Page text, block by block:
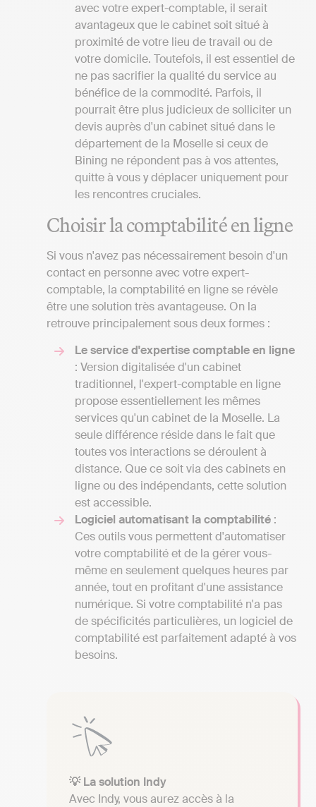
avec votre expert-comptable, il serait
avantageux que le cabinet soit situé à
proximité de votre lieu de travail ou de
votre domicile. Toutefois, il est essentiel de
ne pas sacrifier la qualité du service au
bénéfice de la commodité. Parfois, il
pourrait être plus judicieux de solliciter un
devis auprès d'un cabinet situé dans le
département de la Moselle si ceux de
Bining ne répondent pas à vos attentes,
quitte à vous y déplacer uniquement pour
les rencontres cruciales.
Choisir la comptabilité en ligne
Si vous n'avez pas nécessairement besoin d'un
contact en personne avec votre expert-
comptable, la comptabilité en ligne se révèle
être une solution très avantageuse. On la
retrouve principalement sous deux formes :
Le service d'expertise comptable en ligne
: Version digitalisée d'un cabinet
traditionnel, l'expert-comptable en ligne
propose essentiellement les mêmes
services qu'un cabinet de la Moselle. La
seule différence réside dans le fait que
toutes vos interactions se déroulent à
distance. Que ce soit via des cabinets en
ligne ou des indépendants, cette solution
est accessible.
Logiciel automatisant la comptabilité :
Ces outils vous permettent d'automatiser
votre comptabilité et de la gérer vous-
même en seulement quelques heures par
année, tout en profitant d'une assistance
numérique. Si votre comptabilité n'a pas
de spécificités particulières, un logiciel de
comptabilité est parfaitement adapté à vos
besoins.
💡 La solution Indy
Avec Indy, vous aurez accès à la